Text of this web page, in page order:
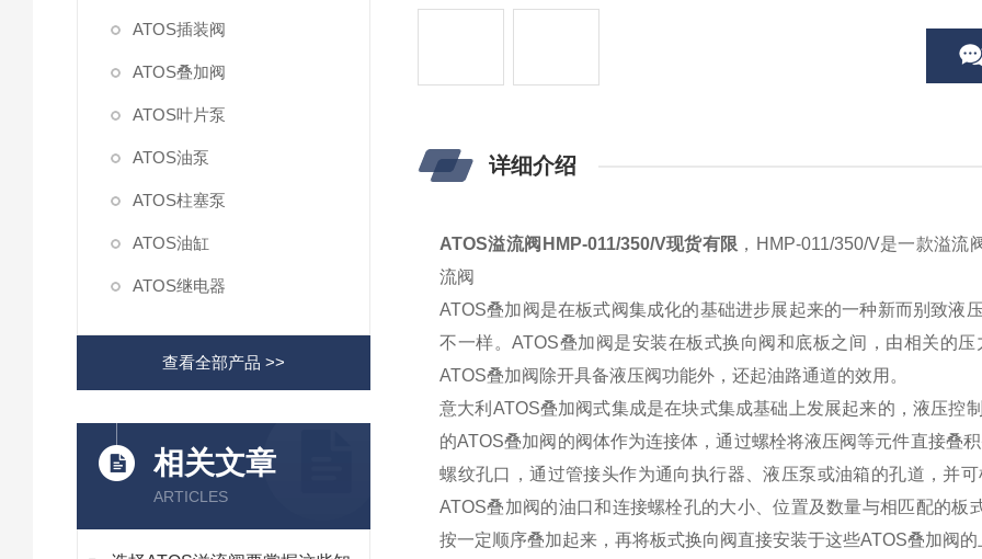
ATOS插装阀
ATOS叠加阀
ATOS叶片泵
ATOS油泵
ATOS柱塞泵
ATOS油缸
ATOS继电器
查看全部产品 >>
相关文章
ARTICLES
详细介绍
ATOS溢流阀HMP-011/350/V现货有限 ，HMP-011/350/V是一款溢
流阀
ATOS叠加阀是在板式阀集成化的基础进步展起来的一种新而别致液
不一样。ATOS叠加阀是安装在板式换向阀和底板之间，由相关的
ATOS叠加阀除开具备液压阀功能外，还起油路通道的效用。
意大利ATOS叠加阀式集成是在块式集成基础上发展起来的，液压控
的ATOS叠加阀的阀体作为连接体，通过螺栓将液压阀等元件直接叠
螺纹孔口，通过管接头作为通向执行器、液压泵或油箱的孔道，并
ATOS叠加阀的油口和连接螺栓孔的大小、位置及数量与相匹配的
按一定顺序叠加起来，再将板式换向阀直接安装于这些ATOS叠加阀